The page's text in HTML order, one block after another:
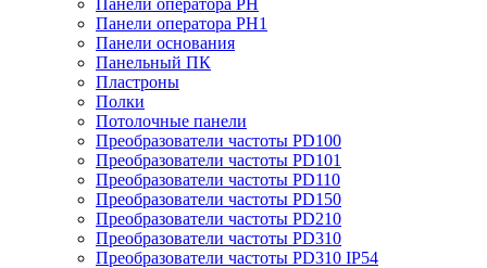
Панели оператора PH
Панели оператора PH1
Панели основания
Панельный ПК
Пластроны
Полки
Потолочные панели
Преобразователи частоты PD100
Преобразователи частоты PD101
Преобразователи частоты PD110
Преобразователи частоты PD150
Преобразователи частоты PD210
Преобразователи частоты PD310
Преобразователи частоты PD310 IP54